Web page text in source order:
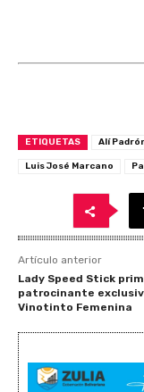
ETIQUETAS Alí
Luis José Marcano
Artículo anterior
Lady Speed Stick
patrocinante
Vinotinto Femenina